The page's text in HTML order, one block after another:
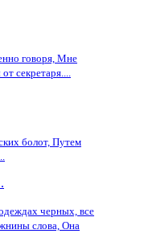
говоря, Мне
секретаря....
болот, Путем
черных, все
слова, Она